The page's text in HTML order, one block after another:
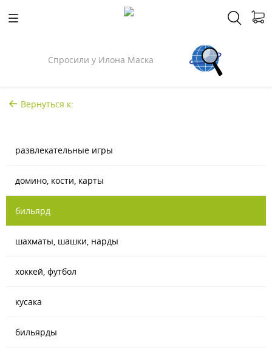
Спросили у Илона Маска
Вернуться к:
развлекательные игры
домино, кости, карты
бильярд
шахматы, шашки, нарды
хоккей, футбол
кусака
бильярды